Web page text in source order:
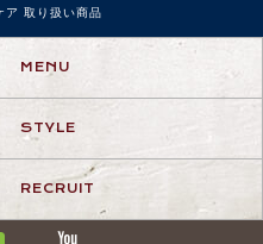
取り扱い商品
MENU
STYLE
RECRUIT